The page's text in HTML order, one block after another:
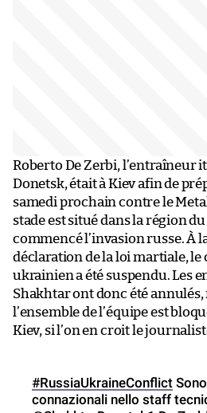
Roberto De Zerbi, l’entraîneur
Donetsk, était à Kiev afin de
samedi prochain contre le
stade est situé dans la région
commencé l’invasion russe. À
déclaration de la loi martiale,
ukrainien a été suspendu. Les
Shakhtar ont donc été annulés,
l’ensemble de l’équipe est
Kiev, si l’on en croit le
#RussiaUkraineConflict
connazionali nello staff